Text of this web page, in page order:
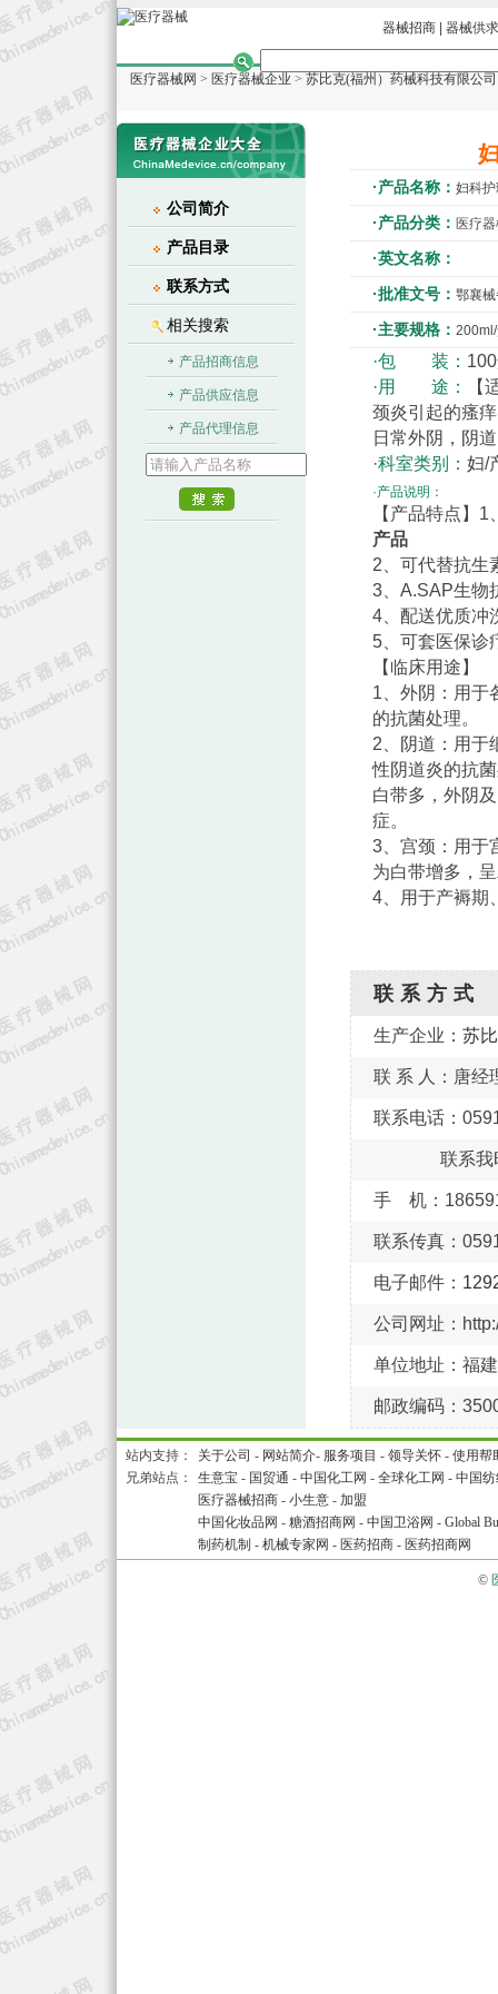
器械招商 器械供求
医疗器械网 > 医疗器械企业 > 苏比克(福州）药械科技有限公司
·产品名称： 妇科
·产品分类： 医疗
·英文名称：
·批准文号： 鄂襄械
·主要规格：
·包 装：
·用 途：
【
颈炎引起的瘙
日常外阴，阴
·科室类别： 妇/
·产品说明：
【产品特点】1
产品
2、可代替抗生
3、A.SAP生物
4、配送优质冲
5、可套医保诊
【临床用途】
1、外阴：用于
的抗菌处理。
2、阴道：用于
性阴道炎的抗
白带多，外阴
症。
3、宫颈：用于
为白带增多，
4、用于产褥期
联系方式
生产企业： 苏
联 系 人：唐经
联系电话：
联系我
手 机：
联系传真：
电子邮件：
公司网址：
单位地址：福
邮政编码：
公司简介
产品目录
联系方式
相关搜索
产品招商信息
产品供应信息
产品代理信息
站内支持： 关于公司 - 网站简介- 服务项目 - 领导关怀 - 使用帮
兄弟站点：
生意宝 - 国贸通 - 中国化工网 - 全球化工网 - 中国
医疗器械招商 - 小生意 - 加盟
中国化妆品网 - 糖酒招商网 - 中国卫浴网 - Global
制药机制 - 机械专家网 - 医药招商 - 医药招商网
©